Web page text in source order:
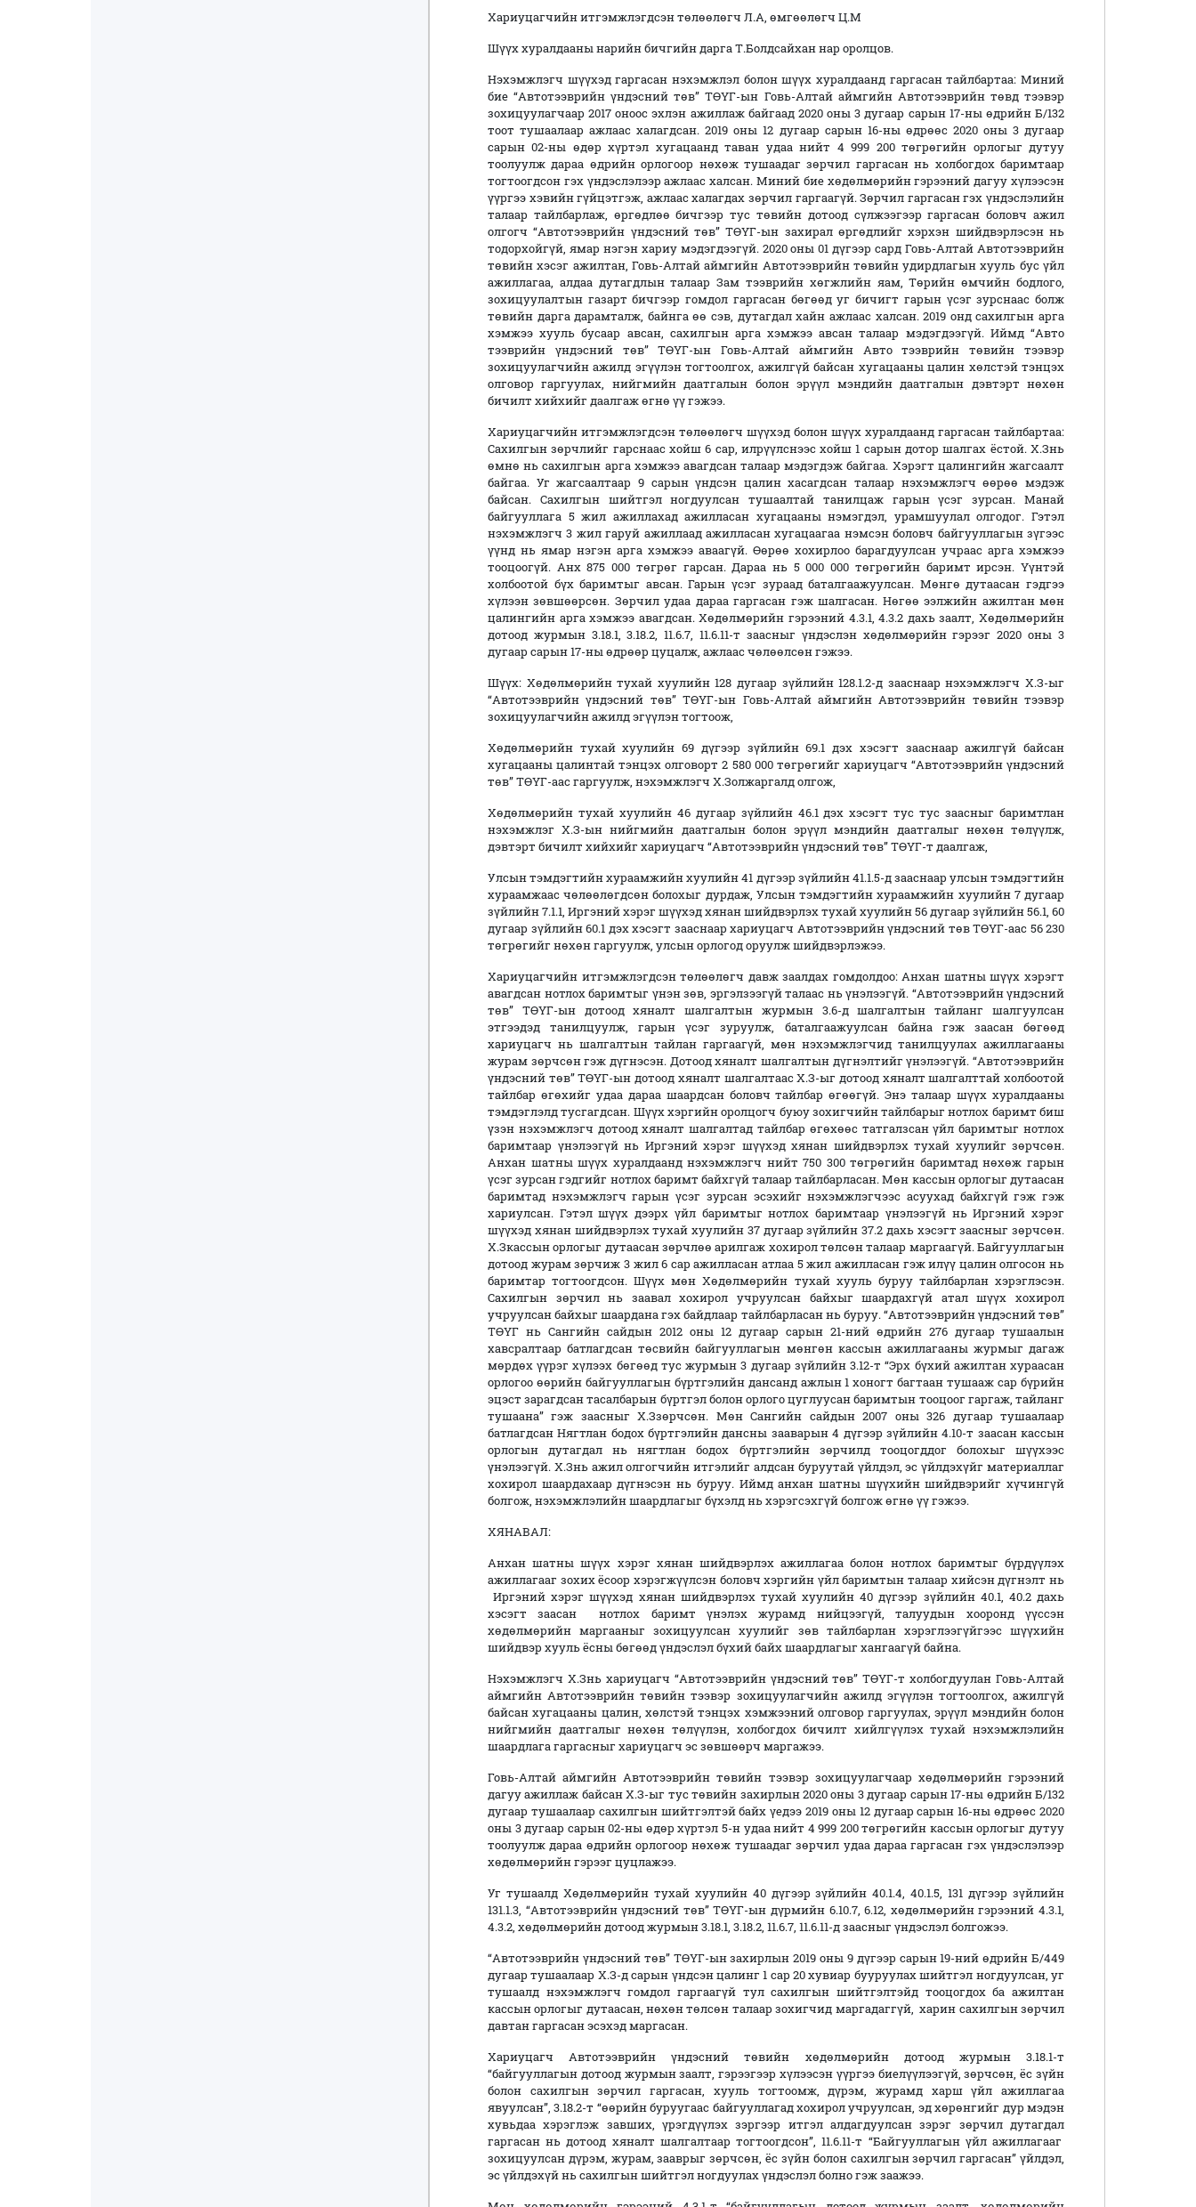
Хариуцагчийн итгэмжлэгдсэн төлөөлөгч Л.А, өмгөөлөгч Ц.М
Шүүх хуралдааны нарийн бичгийн дарга Т.Болдсайхан нар оролцов.
Нэхэмжлэгч шүүхэд гаргасан нэхэмжлэл болон шүүх хуралдаанд гаргасан тайлбартаа: Миний
бие “Автотээврийн үндэсний төв” ТӨҮГ-ын Говь-Алтай аймгийн Автотээврийн төвд тээвэр
зохицуулагчаар 2017 оноос эхлэн ажиллаж байгаад 2020 оны 3 дугаар сарын 17-ны өдрийн Б/132
тоот тушаалаар ажлаас халагдсан. 2019 оны 12 дугаар сарын 16-ны өдрөөс 2020 оны 3 дугаар
сарын 02-ны өдөр хүртэл хугацаанд таван удаа нийт 4 999 200 төгрөгийн орлогыг дутуу
тоолуулж дараа өдрийн орлогоор нөхөж тушаадаг зөрчил гаргасан нь холбогдох баримтаар
тогтоогдсон гэх үндэслэлээр ажлаас халсан. Миний бие хөдөлмөрийн гэрээний дагуу хүлээсэн
үүргээ хэвийн гүйцэтгэж, ажлаас халагдах зөрчил гаргаагүй. Зөрчил гаргасан гэх үндэслэлийн
талаар тайлбарлаж, өргөдлөө бичгээр тус төвийн дотоод сүлжээгээр гаргасан боловч ажил
олгогч “Автотээврийн үндэсний төв” ТӨҮГ-ын захирал өргөдлийг хэрхэн шийдвэрлэсэн нь
тодорхойгүй, ямар нэгэн хариу мэдэгдээгүй. 2020 оны 01 дүгээр сард Говь-Алтай Автотээврийн
төвийн хэсэг ажилтан, Говь-Алтай аймгийн Автотээврийн төвийн удирдлагын хууль бус үйл
ажиллагаа, алдаа дутагдлын талаар Зам тээврийн хөгжлийн яам, Төрийн өмчийн бодлого,
зохицуулалтын газарт бичгээр гомдол гаргасан бөгөөд уг бичигт гарын үсэг зурснаас болж
төвийн дарга дарамталж, байнга өө сэв, дутагдал хайн ажлаас халсан. 2019 онд сахилгын арга
хэмжээ хууль бусаар авсан, сахилгын арга хэмжээ авсан талаар мэдэгдээгүй. Иймд “Авто
тээврийн үндэсний төв” ТӨҮГ-ын Говь-Алтай аймгийн Авто тээврийн төвийн тээвэр
зохицуулагчийн ажилд эгүүлэн тогтоолгох, ажилгүй байсан хугацааны цалин хөлстэй тэнцэх
олговор гаргуулах, нийгмийн даатгалын болон эрүүл мэндийн даатгалын дэвтэрт нөхөн
бичилт хийхийг даалгаж өгнө үү гэжээ.
Хариуцагчийн итгэмжлэгдсэн төлөөлөгч шүүхэд болон шүүх хуралдаанд гаргасан тайлбартаа:
Сахилгын зөрчлийг гарснаас хойш 6 сар, илрүүлснээс хойш 1 сарын дотор шалгах ёстой. Х.Знь
өмнө нь сахилгын арга хэмжээ авагдсан талаар мэдэгдэж байгаа. Хэрэгт цалингийн жагсаалт
байгаа. Уг жагсаалтаар 9 сарын үндсэн цалин хасагдсан талаар нэхэмжлэгч өөрөө мэдэж
байсан. Сахилгын шийтгэл ногдуулсан тушаалтай танилцаж гарын үсэг зурсан. Манай
байгууллага 5 жил ажиллахад ажилласан хугацааны нэмэгдэл, урамшуулал олгодог. Гэтэл
нэхэмжлэгч 3 жил гаруй ажиллаад ажилласан хугацаагаа нэмсэн боловч байгууллагын зүгээс
үүнд нь ямар нэгэн арга хэмжээ аваагүй. Өөрөө хохирлоо барагдуулсан учраас арга хэмжээ
тооцоогүй. Анх 875 000 төгрөг гарсан. Дараа нь 5 000 000 төгрөгийн баримт ирсэн. Үүнтэй
холбоотой бүх баримтыг авсан. Гарын үсэг зураад баталгаажуулсан. Мөнгө дутаасан гэдгээ
хүлээн зөвшөөрсөн. Зөрчил удаа дараа гаргасан гэж шалгасан. Нөгөө ээлжийн ажилтан мөн
цалингийн арга хэмжээ авагдсан. Хөдөлмөрийн гэрээний 4.3.1, 4.3.2 дахь заалт, Хөдөлмөрийн
дотоод журмын 3.18.1, 3.18.2, 11.6.7, 11.6.11-т заасныг үндэслэн хөдөлмөрийн гэрээг 2020 оны 3
дугаар сарын 17-ны өдрөөр цуцалж, ажлаас чөлөөлсөн гэжээ.
Шүүх: Хөдөлмөрийн тухай хуулийн 128 дугаар зүйлийн 128.1.2-д зааснаар нэхэмжлэгч Х.З-ыг
“Автотээврийн үндэсний төв” ТӨҮГ-ын Говь-Алтай аймгийн Автотээврийн төвийн тээвэр
зохицуулагчийн ажилд эгүүлэн тогтоож,
Хөдөлмөрийн тухай хуулийн 69 дүгээр зүйлийн 69.1 дэх хэсэгт зааснаар ажилгүй байсан
хугацааны цалинтай тэнцэх олговорт 2 580 000 төгрөгийг хариуцагч “Автотээврийн үндэсний
төв” ТӨҮГ-аас гаргуулж, нэхэмжлэгч Х.Золжаргалд олгож,
Хөдөлмөрийн тухай хуулийн 46 дугаар зүйлийн 46.1 дэх хэсэгт тус тус заасныг баримтлан
нэхэмжлэг Х.З-ын нийгмийн даатгалын болон эрүүл мэндийн даатгалыг нөхөн төлүүлж,
дэвтэрт бичилт хийхийг хариуцагч “Автотээврийн үндэсний төв” ТӨҮГ-т даалгаж,
Улсын тэмдэгтийн хураамжийн хуулийн 41 дүгээр зүйлийн 41.1.5-д зааснаар улсын тэмдэгтийн
хураамжаас чөлөөлөгдсөн болохыг дурдаж, Улсын тэмдэгтийн хураамжийн хуулийн 7 дугаар
зүйлийн 7.1.1, Иргэний хэрэг шүүхэд хянан шийдвэрлэх тухай хуулийн 56 дугаар зүйлийн 56.1, 60
дугаар зүйлийн 60.1 дэх хэсэгт зааснаар хариуцагч Автотээврийн үндэсний төв ТӨҮГ-аас 56 230
төгрөгийг нөхөн гаргуулж, улсын орлогод оруулж шийдвэрлэжээ.
Хариуцагчийн итгэмжлэгдсэн төлөөлөгч давж заалдах гомдолдоо: Анхан шатны шүүх хэрэгт
авагдсан нотлох баримтыг үнэн зөв, эргэлзээгүй талаас нь үнэлээгүй. “Автотээврийн үндэсний
төв” ТӨҮГ-ын дотоод хяналт шалгалтын журмын 3.6-д шалгалтын тайланг шалгуулсан
этгээдэд танилцуулж, гарын үсэг зуруулж, баталгаажуулсан байна гэж заасан бөгөөд
хариуцагч нь шалгалтын тайлан гаргаагүй, мөн нэхэмжлэгчид танилцуулах ажиллагааны
журам зөрчсөн гэж дүгнэсэн. Дотоод хяналт шалгалтын дүгнэлтийг үнэлээгүй. “Автотээврийн
үндэсний төв” ТӨҮГ-ын дотоод хяналт шалгалтаас Х.З-ыг дотоод хяналт шалгалттай холбоотой
тайлбар өгөхийг удаа дараа шаардсан боловч тайлбар өгөөгүй. Энэ талаар шүүх хуралдааны
тэмдэглэлд тусгагдсан. Шүүх хэргийн оролцогч буюу зохигчийн тайлбарыг нотлох баримт биш
үзэн нэхэмжлэгч дотоод хяналт шалгалтад тайлбар өгөхөөс татгалзсан үйл баримтыг нотлох
баримтаар үнэлээгүй нь Иргэний хэрэг шүүхэд хянан шийдвэрлэх тухай хуулийг зөрчсөн.
Анхан шатны шүүх хуралдаанд нэхэмжлэгч нийт 750 300 төгрөгийн баримтад нөхөж гарын
үсэг зурсан гэдгийг нотлох баримт байхгүй талаар тайлбарласан. Мөн кассын орлогыг дутаасан
баримтад нэхэмжлэгч гарын үсэг зурсан эсэхийг нэхэмжлэгчээс асуухад байхгүй гэж гэж
хариулсан. Гэтэл шүүх дээрх үйл баримтыг нотлох баримтаар үнэлээгүй нь Иргэний хэрэг
шүүхэд хянан шийдвэрлэх тухай хуулийн 37 дугаар зүйлийн 37.2 дахь хэсэгт заасныг зөрчсөн.
Х.Зкассын орлогыг дутаасан зөрчлөө арилгаж хохирол төлсөн талаар маргаагүй. Байгууллагын
дотоод журам зөрчиж 3 жил 6 сар ажилласан атлаа 5 жил ажилласан гэж илүү цалин олгосон нь
баримтар тогтоогдсон. Шүүх мөн Хөдөлмөрийн тухай хууль буруу тайлбарлан хэрэглэсэн.
Сахилгын зөрчил нь заавал хохирол учруулсан байхыг шаардахгүй атал шүүх хохирол
учруулсан байхыг шаардана гэх байдлаар тайлбарласан нь буруу. “Автотээврийн үндэсний төв”
ТӨҮГ нь Сангийн сайдын 2012 оны 12 дугаар сарын 21-ний өдрийн 276 дугаар тушаалын
хавсралтаар батлагдсан төсвийн байгууллагын мөнгөн кассын ажиллагааны журмыг дагаж
мөрдөх үүрэг хүлээх бөгөөд тус журмын 3 дугаар зүйлийн 3.12-т “Эрх бүхий ажилтан хураасан
орлогоо өөрийн байгууллагын бүртгэлийн дансанд ажлын 1 хоногт багтаан тушааж сар бүрийн
эцэст зарагдсан тасалбарын бүртгэл болон орлого цуглуусан баримтын тооцоог гаргаж, тайланг
тушаана” гэж заасныг Х.Ззөрчсөн. Мөн Сангийн сайдын 2007 оны 326 дугаар тушаалаар
батлагдсан Нягтлан бодох бүртгэлийн дансны зааварын 4 дүгээр зүйлийн 4.10-т заасан кассын
орлогын дутагдал нь нягтлан бодох бүртгэлийн зөрчилд тооцогддог болохыг шүүхээс
үнэлээгүй. Х.Знь ажил олгогчийн итгэлийг алдсан буруутай үйлдэл, эс үйлдэхүйг материаллаг
хохирол шаардахаар дүгнэсэн нь буруу. Иймд анхан шатны шүүхийн шийдвэрийг хүчингүй
болгож, нэхэмжлэлийн шаардлагыг бүхэлд нь хэрэгсэхгүй болгож өгнө үү гэжээ.
ХЯНАВАЛ:
Анхан шатны шүүх хэрэг хянан шийдвэрлэх ажиллагаа болон нотлох баримтыг бүрдүүлэх
ажиллагааг зохих ёсоор хэрэгжүүлсэн боловч хэргийн үйл баримтын талаар хийсэн дүгнэлт нь
Иргэний хэрэг шүүхэд хянан шийдвэрлэх тухай хуулийн 40 дүгээр зүйлийн 40.1, 40.2 дахь
хэсэгт заасан нотлох баримт үнэлэх журамд нийцээгүй, талуудын хооронд үүссэн
хөдөлмөрийн маргааныг зохицуулсан хуулийг зөв тайлбарлан хэрэглээгүйгээс шүүхийн
шийдвэр хууль ёсны бөгөөд үндэслэл бүхий байх шаардлагыг хангаагүй байна.
Нэхэмжлэгч Х.Знь хариуцагч “Автотээврийн үндэсний төв” ТӨҮГ-т холбогдуулан Говь-Алтай
аймгийн Автотээврийн төвийн тээвэр зохицуулагчийн ажилд эгүүлэн тогтоолгох, ажилгүй
байсан хугацааны цалин, хөлстэй тэнцэх хэмжээний олговор гаргуулах, эрүүл мэндийн болон
нийгмийн даатгалыг нөхөн төлүүлэн, холбогдох бичилт хийлгүүлэх тухай нэхэмжлэлийн
шаардлага гаргасныг хариуцагч эс зөвшөөрч маргажээ.
Говь-Алтай аймгийн Автотээврийн төвийн тээвэр зохицуулагчаар хөдөлмөрийн гэрээний
дагуу ажиллаж байсан Х.З-ыг тус төвийн захирлын 2020 оны 3 дугаар сарын 17-ны өдрийн Б/132
дугаар тушаалаар сахилгын шийтгэлтэй байх үедээ 2019 оны 12 дугаар сарын 16-ны өдрөөс 2020
оны 3 дугаар сарын 02-ны өдөр хүртэл 5-н удаа нийт 4 999 200 төгрөгийн кассын орлогыг дутуу
тоолуулж дараа өдрийн орлогоор нөхөж тушаадаг зөрчил удаа дараа гаргасан гэх үндэслэлээр
хөдөлмөрийн гэрээг цуцлажээ.
Уг тушаалд Хөдөлмөрийн тухай хуулийн 40 дүгээр зүйлийн 40.1.4, 40.1.5, 131 дүгээр зүйлийн
131.1.3, “Автотээврийн үндэсний төв” ТӨҮГ-ын дүрмийн 6.10.7, 6.12, хөдөлмөрийн гэрээний 4.3.1,
4.3.2, хөдөлмөрийн дотоод журмын 3.18.1, 3.18.2, 11.6.7, 11.6.11-д заасныг үндэслэл болгожээ.
“Автотээврийн үндэсний төв” ТӨҮГ-ын захирлын 2019 оны 9 дүгээр сарын 19-ний өдрийн Б/449
дугаар тушаалаар Х.З-д сарын үндсэн цалинг 1 сар 20 хувиар бууруулах шийтгэл ногдуулсан, уг
тушаалд нэхэмжлэгч гомдол гаргаагүй тул сахилгын шийтгэлтэйд тооцогдох ба ажилтан
кассын орлогыг дутаасан, нөхөн төлсөн талаар зохигчид маргадаггүй, харин сахилгын зөрчил
давтан гаргасан эсэхэд маргасан.
Хариуцагч Автотээврийн үндэсний төвийн хөдөлмөрийн дотоод журмын 3.18.1-т
“байгууллагын дотоод журмын заалт, гэрээгээр хүлээсэн үүргээ биелүүлээгүй, зөрчсөн, ёс зүйн
болон сахилгын зөрчил гаргасан, хууль тогтоомж, дүрэм, журамд харш үйл ажиллагаа
явуулсан”, 3.18.2-т “өөрийн буруугаас байгууллагад хохирол учруулсан, эд хөрөнгийг дур мэдэн
хувьдаа хэрэглэж завших, үрэгдүүлэх зэргээр итгэл алдагдуулсан зэрэг зөрчил дутагдал
гаргасан нь дотоод хяналт шалгалтаар тогтоогдсон”, 11.6.11-т “Байгууллагын үйл ажиллагааг
зохицуулсан дүрэм, журам, зааврыг зөрчсөн, ёс зүйн болон сахилгын зөрчил гаргасан” үйлдэл,
эс үйлдэхүй нь сахилгын шийтгэл ногдуулах үндэслэл болно гэж заажээ.